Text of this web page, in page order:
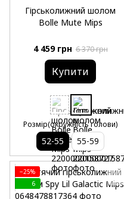
Гірськолижний шолом
Bolle Mute Mips
4 459 грн 6 370 грн
Купити
Розмір(окружність голови)
52-55 55-59
−25%
6